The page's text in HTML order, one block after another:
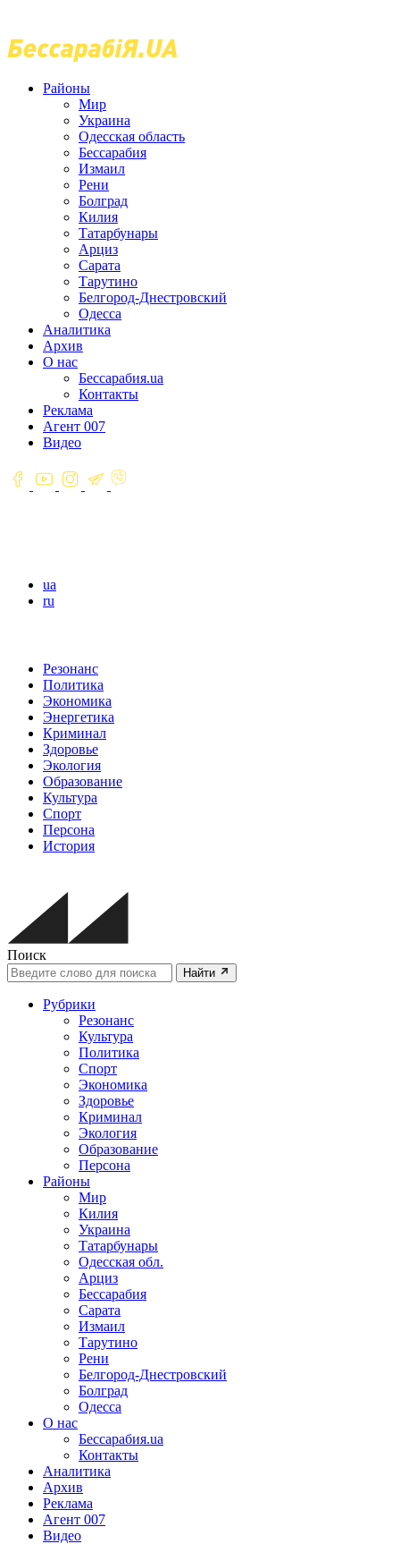
Районы
Мир
Украина
Одесская область
Бессарабия
Измаил
Рени
Болград
Килия
Татарбунары
Арциз
Сарата
Тарутино
Белгород-Днестровский
Одесса
Аналитика
Архив
О нас
Бессарабия.ua
Контакты
Реклама
Агент 007
Видео
ua
ru
Резонанс
Политика
Экономика
Энергетика
Криминал
Здоровье
Экология
Образование
Культура
Спорт
Персона
История
Поиск
Найти
Рубрики
Резонанс
Культура
Политика
Спорт
Экономика
Здоровье
Криминал
Экология
Образование
Персона
Районы
Мир
Килия
Украина
Татарбунары
Одесская обл.
Арциз
Бессарабия
Сарата
Измаил
Тарутино
Рени
Белгород-Днестровский
Болград
Одесса
О нас
Бессарабия.ua
Контакты
Аналитика
Архив
Реклама
Агент 007
Видео